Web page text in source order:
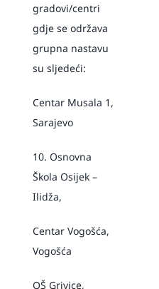
gradovi/centri
gdje se održava
grupna nastavu
su sljedeći:
Centar Musala 1,
Sarajevo
10. Osnovna
Škola Osijek –
Ilidža,
Centar Vogošća,
Vogošća
OŠ Grivice,